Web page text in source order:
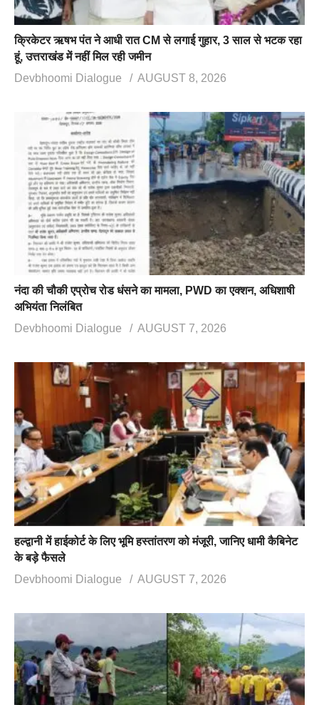
क्रिकेटर ऋषभ पंत ने आधी रात CM से लगाई गुहार, 3 साल से भटक रहा
हूं, उत्तराखंड में नहीं मिल रही जमीन
Devbhoomi Dialogue
AUGUST 8, 2026
नंदा की चौकी एप्रोच रोड धंसने का मामला, PWD का एक्शन, अधिशाषी
अभियंता निलंबित
Devbhoomi Dialogue
AUGUST 7, 2026
हल्द्वानी में हाईकोर्ट के लिए भूमि हस्तांतरण को मंजूरी, जानिए धामी कैबिनेट
के बड़े फैसले
Devbhoomi Dialogue
AUGUST 7, 2026